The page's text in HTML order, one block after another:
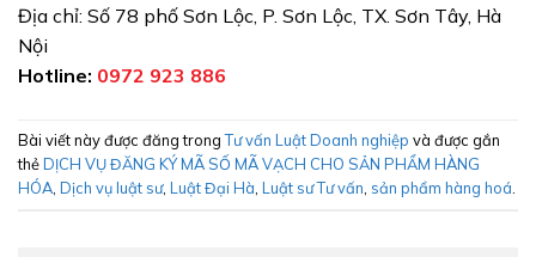
Địa chỉ: Số 78 phố Sơn Lộc, P. Sơn Lộc, TX. Sơn Tây, Hà
Nội
Hotline: 0972 923 886
Bài viết này được đăng trongTư vấn Luật Doanh nghiệp và được gắn
thẻDỊCH VỤ ĐĂNG KÝ MÃ SỐ MÃ VẠCH CHO SẢN PHẨM HÀNG
HÓA, Dịch vụ luật sư, Luật Đại Hà, Luật sư Tư vấn, sản phẩm hàng hoá.